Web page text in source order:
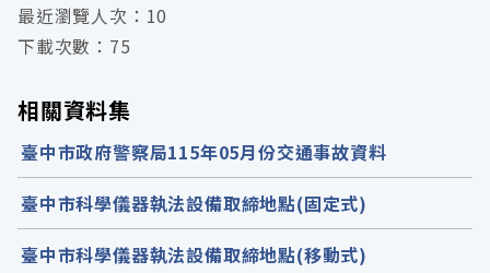
最近瀏覽人次：10
下載次數：75
相關資料集
臺中市政府警察局115年05月份交通事故資料
臺中市科學儀器執法設備取締地點(固定式)
臺中市科學儀器執法設備取締地點(移動式)